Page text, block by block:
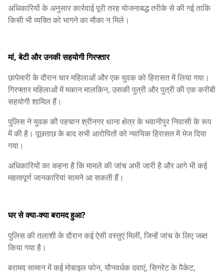
अधिकारियों के अनुसार कार्रवाई पूरी तरह योजनाबद्ध तरीके से की गई ताकि
किसी भी व्यक्ति को भागने का मौका न मिले।
मां, बेटी और उनकी सहयोगी गिरफ्तार
छापेमारी के दौरान चार महिलाओं और एक युवक को हिरासत में लिया गया।
गिरफ्तार महिलाओं में मकान मालकिन, उसकी पुत्री और पुत्री की एक करीबी
सहयोगी शामिल हैं।
पुलिस ने युवक की पहचान श्रीनगर थाना क्षेत्र के भवानीपुर निवासी के रूप
में की है। पूछताछ के बाद सभी आरोपितों को न्यायिक हिरासत में भेज दिया
गया।
अधिकारियों का कहना है कि मामले की जांच अभी जारी है और आगे भी कई
महत्वपूर्ण जानकारियां सामने आ सकती हैं।
घर से क्या-क्या बरामद हुआ?
पुलिस की तलाशी के दौरान कई ऐसी वस्तुएं मिलीं, जिन्हें जांच के लिए जब्त
किया गया है।
बरामद सामान में कई मोबाइल फोन, यौनवर्धक दवाएं, सिगरेट के पैकेट,